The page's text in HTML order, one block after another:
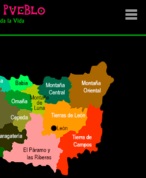
SE VENDE
OFERTAS
NOVEDADES
VENDEMOS TU CASA
DÓNDE COMPRAR ?